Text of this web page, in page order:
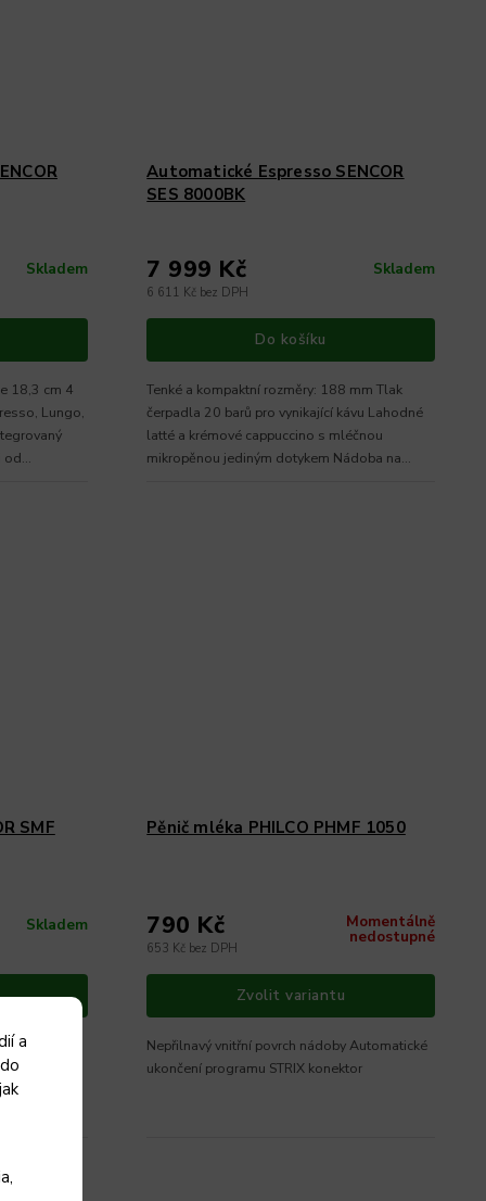
a
Skladem
18,3 cm 4
Lungo,
od
Automatické Espresso SENCOR
SES 8000BK
Skladem
6 611 Kč bez DPH
7 999 Kč
Do košíku
Tenké a kompaktní rozměry: 188 mm Tlak
čerpadla 20 barů pro vynikající kávu Lahodné
latté a krémové cappuccino s mléčnou
mikropěnou jediným dotykem Nádoba na
SMF
Skladem
během
úprava
horké
z
Pěnič mléka PHILCO PHMF 1050
Momentálně
nedostupné
653 Kč bez DPH
790 Kč
Zvolit variantu
Nepřilnavý vnitřní povrch nádoby Automatické
ukončení programu STRIX konektor